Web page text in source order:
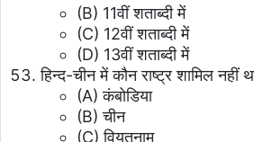
(B) 11वीं शताब्दी में
(C) 12वीं शताब्दी में
(D) 13वीं शताब्दी में
हिन्द-चीन में कौन राष्ट्र शामिल नहीं
(A) कंबोडिया
(B) चीन
(C) वियतनाम